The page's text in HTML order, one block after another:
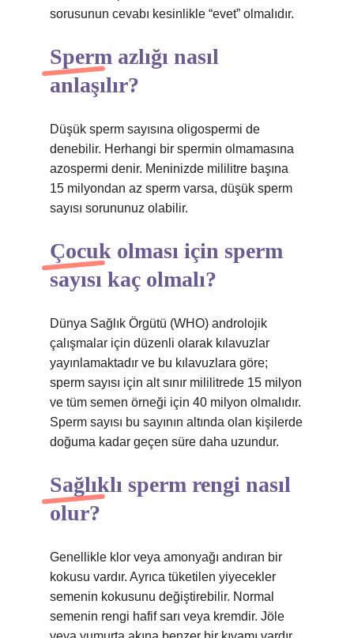
sorusunun cevabı kesinlikle “evet” olmalıdır.
Sperm azlığı nasıl
anlaşılır?
Düşük sperm sayısına oligospermi de
denebilir. Herhangi bir spermin olmamasına
azospermi denir. Meninizde mililitre başına
15 milyondan az sperm varsa, düşük sperm
sayısı sorununuz olabilir.
Çocuk olması için sperm
sayısı kaç olmalı?
Dünya Sağlık Örgütü (WHO) androlojik
çalışmalar için düzenli olarak kılavuzlar
yayınlamaktadır ve bu kılavuzlara göre;
sperm sayısı için alt sınır mililitrede 15 milyon
ve tüm semen örneği için 40 milyon olmalıdır.
Sperm sayısı bu sayının altında olan kişilerde
doğuma kadar geçen süre daha uzundur.
Sağlıklı sperm rengi nasıl
olur?
Genellikle klor veya amonyağı andıran bir
kokusu vardır. Ayrıca tüketilen yiyecekler
semenin kokusunu değiştirebilir. Normal
semenin rengi hafif sarı veya kremdir. Jöle